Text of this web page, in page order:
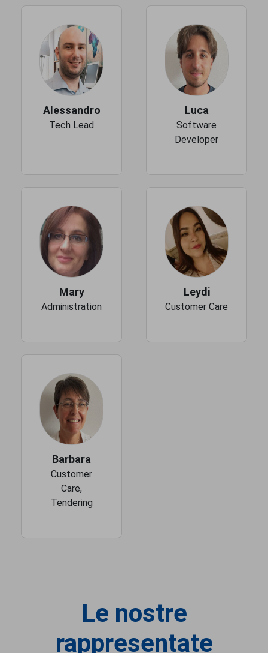
Alessandro
Tech Lead
Luca
Software
Developer
Mary
Administration
Leydi
Customer Care
Barbara
Customer
Care,
Tendering
Le nostre
rappresentate